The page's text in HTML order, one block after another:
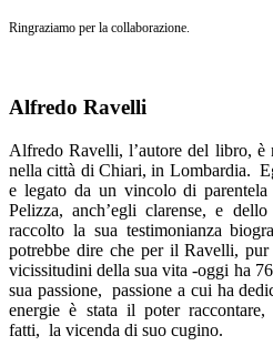
Ringraziamo per la collaborazione.
Alfredo Ravelli
Alfredo Ravelli, l’autore del libro, è
nella città di Chiari, in Lombardia.
e legato da un vincolo di
Pelizza, anch’egli clarense, e
raccolto la sua testimonianza
potrebbe dire che per il Ravelli, pur
vicissitudini della sua vita -oggi ha
sua passione, passione a cui ha
energie è stata il poter raccontare,
fatti, la vicenda di suo cugino.